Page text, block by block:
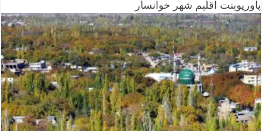
پاورپوینت اقلیم شهر خوانسار